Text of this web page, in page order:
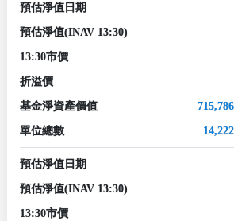
預估淨值日期
預估淨值(INAV 13:30)
13:30市價
折溢價
基金淨資產價值
單位總數
預估淨值日期
預估淨值(INAV 13:30)
13:30市價